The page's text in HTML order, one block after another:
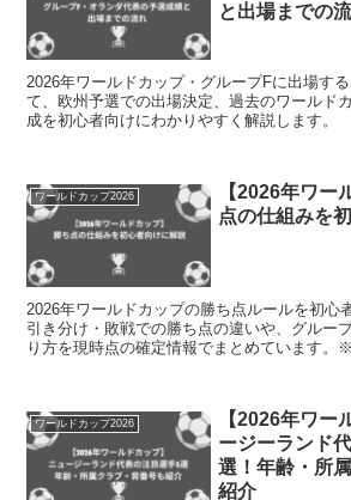
と出場までの
2026年ワールドカップ・グループFに出場す
て、欧州予選での出場決定、過去のワールド
成を初心者向けにわかりやすく解説します。
ワールドカップ2026
【2026年ワー
点の仕組みを
2026年ワールドカップの勝ち点ルールを初心
引き分け・敗戦での勝ち点の違いや、グルー
り方を現時点の確定情報でまとめています。
ワールドカップ2026
【2026年ワー
ージーランド
選！年齢・所
紹介